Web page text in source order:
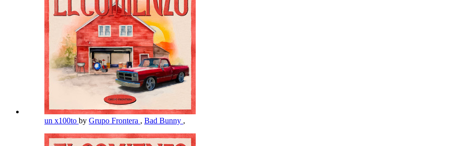
un x100to by Grupo Frontera , Bad Bunny ,